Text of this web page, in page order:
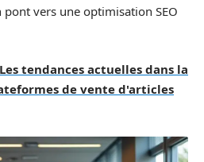
vers une optimisation SEO
Les tendances actuelles dans la
de vente d'articles